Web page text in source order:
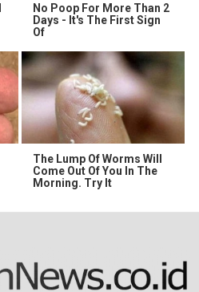
No Poop For More Than 2
Days - It's The First Sign
Of
The Lump Of Worms Will
Come Out Of You In The
Morning. Try It